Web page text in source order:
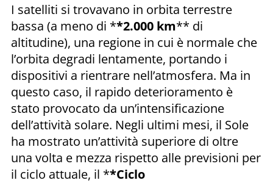
I satelliti si trovavano in orbita terrestre
bassa (a meno di **2.000 km** di
altitudine), una regione in cui è normale che
l’orbita degradi lentamente, portando i
dispositivi a rientrare nell’atmosfera. Ma in
questo caso, il rapido deterioramento è
stato provocato da un’intensificazione
dell’attività solare. Negli ultimi mesi, il Sole
ha mostrato un’attività superiore di oltre
una volta e mezza rispetto alle previsioni per
il ciclo attuale, il **Ciclo